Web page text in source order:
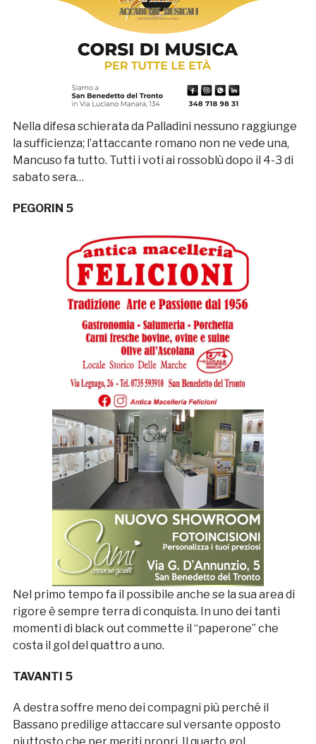
Nella difesa schierata da Palladini nessuno raggiunge
la sufficienza; l’attaccante romano non ne vede una,
Mancuso fa tutto. Tutti i voti ai rossoblù dopo il 4-3 di
sabato sera…
PEGORIN 5
Nel primo tempo fa il possibile anche se la sua area di
rigore è sempre terra di conquista. In uno dei tanti
momenti di black out commette il “paperone” che
costa il gol del quattro a uno.
TAVANTI 5
A destra soffre meno dei compagni più perché il
Bassano predilige attaccare sul versante opposto
piuttosto che per meriti propri. Il quarto gol